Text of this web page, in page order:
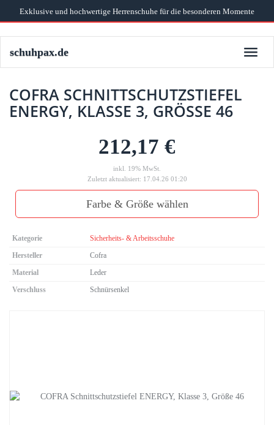
Exklusive und hochwertige Herrenschuhe für die besonderen Momente
Toggle
schuhpax.de
COFRA SCHNITTSCHUTZSTIEFEL
ENERGY, KLASSE 3, GRÖSSE 46
212,17 €
inkl. 19% MwSt.
Zuletzt aktualisiert: 17.04.26 01:20
Farbe & Größe wählen
Kategorie
Sicherheits- & Arbeitsschuhe
Hersteller
Cofra
Material
Leder
Verschluss
Schnürsenkel